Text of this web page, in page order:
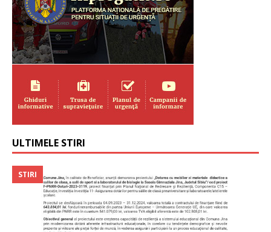
ULTIMELE STIRI
STIRI